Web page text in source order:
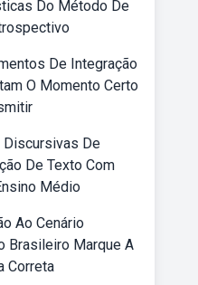
Do Método De
De Integração
O Momento Certo
De
De Texto Com
Médio
Ao Cenário
Brasileiro Marque A
Correta